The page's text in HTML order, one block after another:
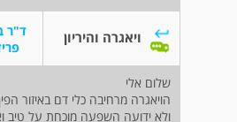
ויאגרה והיריון
ד"ר
שלום אלי
הויאגרה מרחיבה כלי דם באיזור
ולא ידועה השפעה מוכחת על טיב